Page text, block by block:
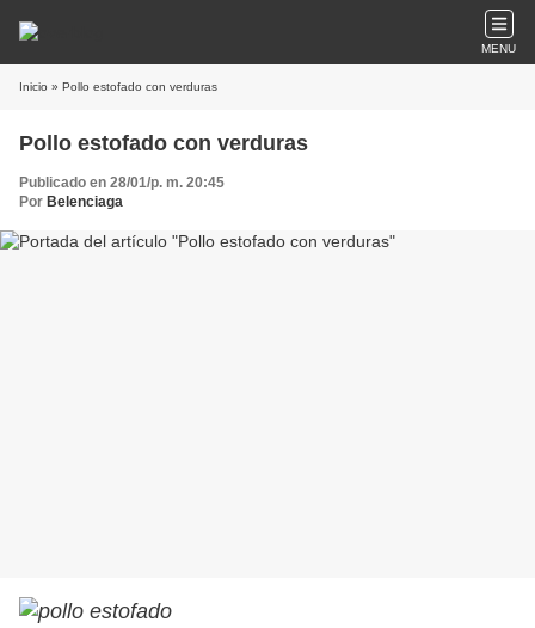
MENU
Inicio » Pollo estofado con verduras
Pollo estofado con verduras
Publicado en 28/01/p. m. 20:45
Por Belenciaga